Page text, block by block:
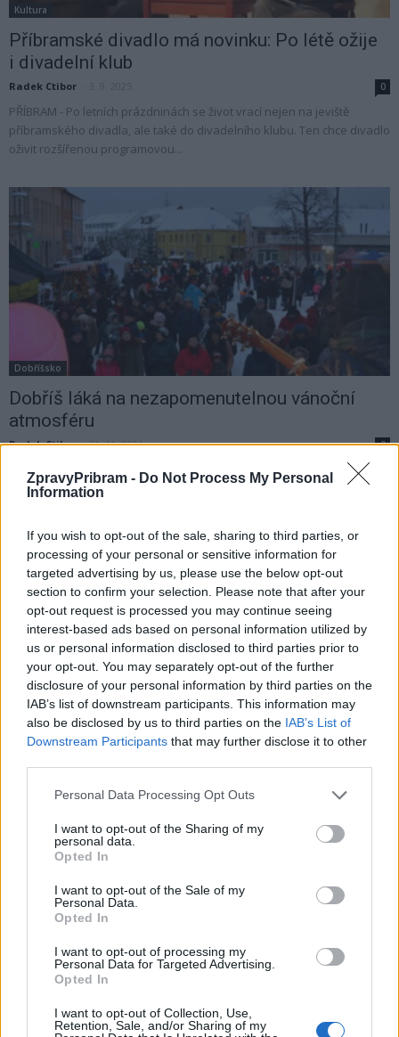
ZpravyPribram - Do Not Process My Personal
Information
If you wish to opt-out of the sale, sharing to third parties, or
processing of your personal or sensitive information for
targeted advertising by us, please use the below opt-out
section to confirm your selection. Please note that after your
opt-out request is processed you may continue seeing
interest-based ads based on personal information utilized by
us or personal information disclosed to third parties prior to
your opt-out. You may separately opt-out of the further
disclosure of your personal information by third parties on the
IAB’s list of downstream participants. This information may
also be disclosed by us to third parties on the IAB’s List of
Downstream Participants that may further disclose it to other
Personal Data Processing Opt Outs
I want to opt-out of the Sharing of my
personal data.
Opted In
I want to opt-out of the Sale of my
Personal Data.
Opted In
I want to opt-out of processing my
Personal Data for Targeted Advertising.
Opted In
I want to opt-out of Collection, Use,
Retention, Sale, and/or Sharing of my
Kultura
Příbramské divadlo má novinku: Po létě ožije
i divadelní klub
Radek Ctibor 0
PŘÍBRAM - Po letních prázdninách se život vrací nejen na jeviště
příbramského divadla, ale také do divadelního klubu. Ten chce divadlo
oživit rozšířenou programovou...
Dobříšsko
Dobříš láká na nezapomenutelnou vánoční
atmosféru
Radek Ctibor - 21. 11. 2024 0
DOBŘÍŠ - Město Dobříš zve všechny obyvatele i návštěvníky na sérii
adventních akcí, které letos opět oživí náměstí Komenského a další
Kultura
Příbramský advent zazáří: Vánoční program
Radek Ctibor - 29. 11. 2023
PŘÍBRAM - Příbram se již převlékla do vánočního hávu a s nedělním
datem 3. prosince se rozpoutává pestrý adventní program, který
obyvatele města provede...